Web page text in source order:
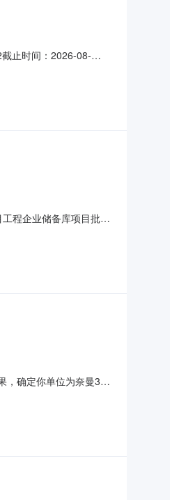
止时间：2026-08-
程企业储备库项目批准
计、检测企业各3-5
，确定你单位为奈曼3口
价格：见附表三、中标